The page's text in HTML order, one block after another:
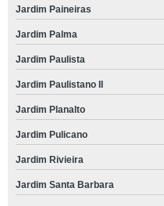
Jardim Paineiras
Jardim Palma
Jardim Paulista
Jardim Paulistano II
Jardim Planalto
Jardim Pulicano
Jardim Rivieira
Jardim Santa Barbara